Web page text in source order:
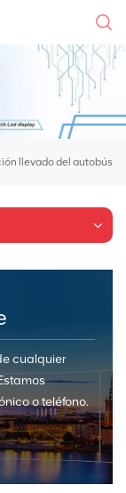
llevado del autobús
cualquier
o teléfono.